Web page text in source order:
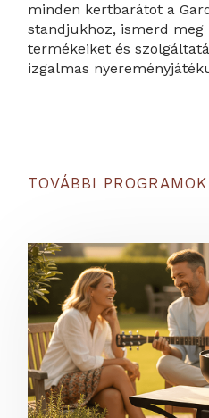
minden kertbarátot a
standjukhoz, ismerd
termékeiket és
izgalmas
TOVÁBBI PROGRAMOK